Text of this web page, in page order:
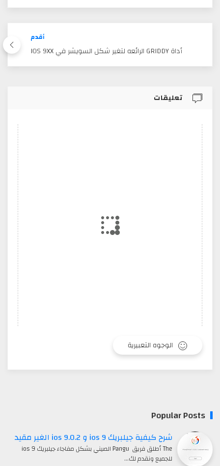
أقدم
أداة GRIDDY الرائعه لتغير شكل السويشر في IOS 9XX
تعليقات
الوجوه التعبيرية
Popular Posts
شرح كيفية جيلبريك ios 9 و ios 9.0.2 الغير مقيد
The أطلق فريق Pangu الصيني بشكل مفاجاء جيلبريك ios 9
للجميع ونقدم لك…